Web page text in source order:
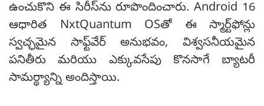
ఉంచుకొని ఈ సిరీస్‌ను రూపొందించారు. Android 16
ఆధారిత NxtQuantum OSతో ఈ స్మార్ట్‌ఫోన్లు
స్వచ్ఛమైన సాఫ్ట్‌వేర్ అనుభవం, విశ్వసనీయమైన
పనితీరు మరియు ఎక్కువసేపు కొనసాగే బ్యాటరీ
సామర్థ్యాన్ని అందిస్తాయి.